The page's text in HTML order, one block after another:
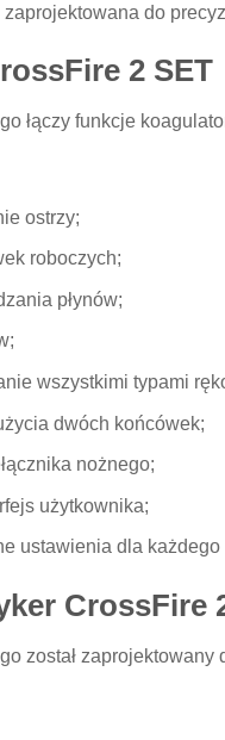
do
2 SET
łączy funkcje
ostrzy;
roboczych;
płynów;
wszystkimi typami
dwóch końcówek;
nożnego;
użytkownika;
ustawienia dla
CrossFire
został